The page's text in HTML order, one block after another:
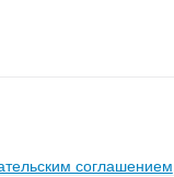
соглашением